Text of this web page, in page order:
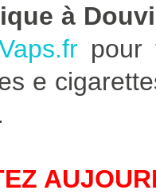
à
pour
e